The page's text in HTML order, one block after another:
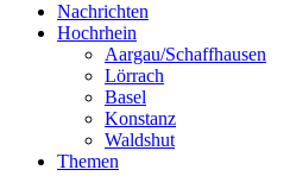
Nachrichten
Hochrhein
Aargau/Schaffhausen
Lörrach
Basel
Konstanz
Waldshut
Themen